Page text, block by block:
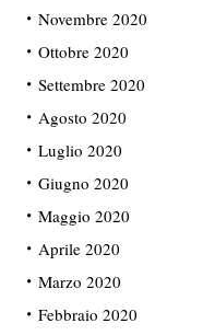
Novembre 2020
Ottobre 2020
Settembre 2020
Agosto 2020
Luglio 2020
Giugno 2020
Maggio 2020
Aprile 2020
Marzo 2020
Febbraio 2020